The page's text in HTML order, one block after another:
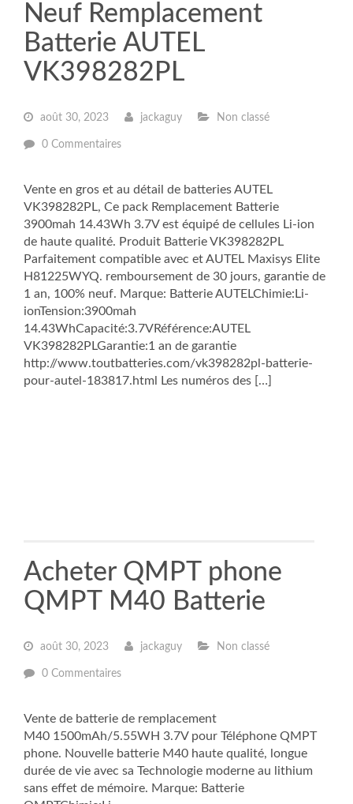
Neuf Remplacement
Batterie AUTEL
VK398282PL
août 30, 2023 jackaguy Non classé
0 Commentaires
Vente en gros et au détail de batteries AUTEL
VK398282PL, Ce pack Remplacement Batterie
3900mah 14.43Wh 3.7V est équipé de cellules Li-ion
de haute qualité. Produit Batterie VK398282PL
Parfaitement compatible avec et AUTEL Maxisys Elite
H81225WYQ. remboursement de 30 jours, garantie de
1 an, 100% neuf. Marque: Batterie AUTELChimie:Li-
ionTension:3900mah
14.43WhCapacité:3.7VRéférence:AUTEL
VK398282PLGarantie:1 an de garantie
http://www.toutbatteries.com/vk398282pl-batterie-
pour-autel-183817.html Les numéros des […]
Acheter QMPT phone
QMPT M40 Batterie
août 30, 2023 jackaguy Non classé
0 Commentaires
Vente de batterie de remplacement
M40 1500mAh/5.55WH 3.7V pour Téléphone QMPT
phone. Nouvelle batterie M40 haute qualité, longue
durée de vie avec sa Technologie moderne au lithium
sans effet de mémoire. Marque: Batterie